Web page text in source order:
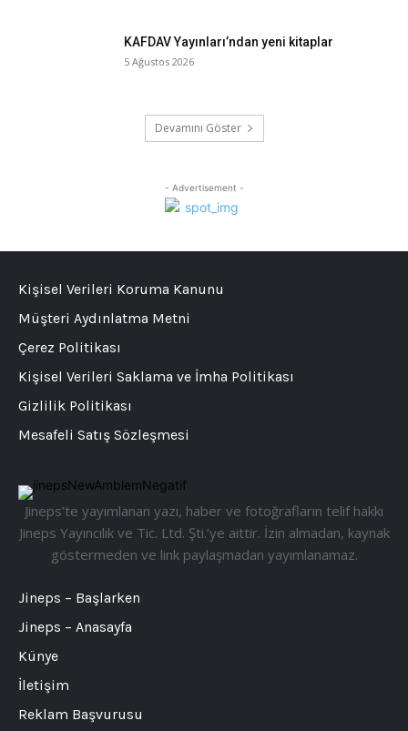
KAFDAV Yayınları’ndan yeni kitaplar
5 Ağustos 2026
Devamını Göster
- Advertisement -
Jineps’te yayımlanan yazı, haber ve fotoğrafların telif hakkı
Jineps Yayıncılık ve Tic. Ltd. Şti.’ye aittir. İzin almadan, kaynak
göstermeden ve link paylaşmadan yayımlanamaz.
Jineps – Başlarken
Jineps – Anasayfa
Künye
İletişim
Reklam Başvurusu
Kişisel Verileri Koruma Kanunu
Müşteri Aydınlatma Metni
Çerez Politikası
Kişisel Verileri Saklama ve İmha Politikası
Gizlilik Politikası
Mesafeli Satış Sözleşmesi